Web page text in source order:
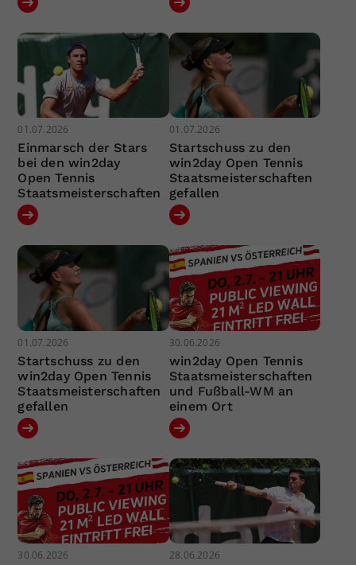
01.07.2026
Einmarsch der Stars
bei den win2day
Open Tennis
Staatsmeisterschaften
01.07.2026
Startschuss zu den
win2day Open Tennis
Staatsmeisterschaften
gefallen
01.07.2026
Startschuss zu den
win2day Open Tennis
Staatsmeisterschaften
gefallen
30.06.2026
win2day Open Tennis
Staatsmeisterschaften
und Fußball-WM an
einem Ort
30.06.2026 28.06.2026